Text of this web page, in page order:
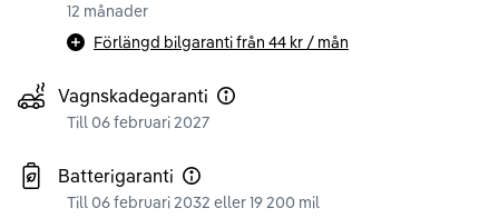
12 månader
Förlängd bilgaranti från 44 kr / mån
Vagnskadegaranti
Till 06 februari 2027
Batterigaranti
Till 06 februari 2032 eller 19 200 mil